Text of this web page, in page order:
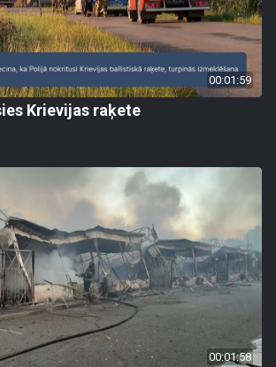
00:01:59
Krievijas raķete
00:01:58